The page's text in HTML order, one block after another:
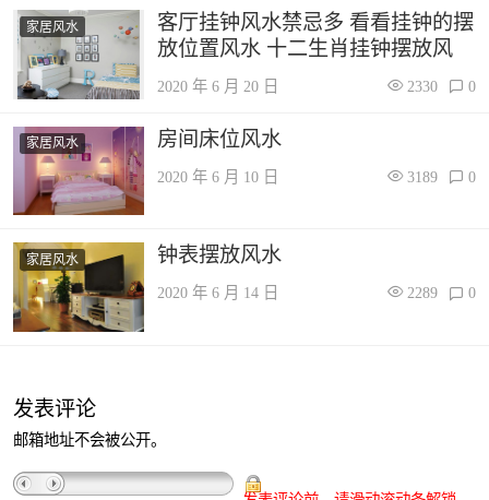
家居风水
客厅挂钟风水禁忌多 看看挂钟的摆
放位置风水 十二生肖挂钟摆放风
2020 年 6 月 20 日 2330 0
家居风水 房间床位风水
2020 年 6 月 10 日 3189 0
家居风水 钟表摆放风水
2020 年 6 月 14 日 2289 0
发表评论
邮箱地址不会被公开。